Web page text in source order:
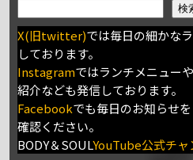
検
X(旧twitter)では毎日の細かな
しております。
Instagramではランチメニュー
紹介なども発信しております。
Facebookでも毎日のお知らせ
確認ください。
BODY＆SOULYouTube公式チャ